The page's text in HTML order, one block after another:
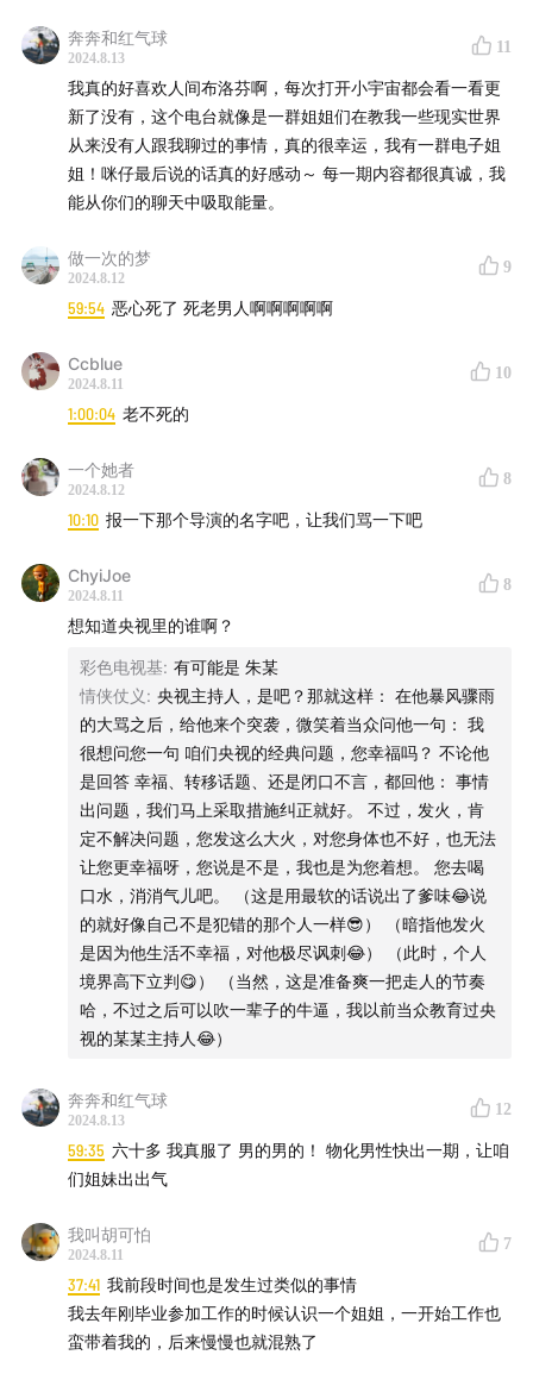
合作邮箱：renjianbuluofen@163.com
【粉丝群喝酒畅聊】
姐妹们来群里跟主播聊天！加renjianbuluofen666进来
奔奔和红气球
2024.8.13
11
我真的好喜欢人间布洛芬啊，每次打开小宇宙都会看一看更
新了没有，这个电台就像是一群姐姐们在教我一些现实世界
从来没有人跟我聊过的事情，真的很幸运，我有一群电子姐
姐！咪仔最后说的话真的好感动～ 每一期内容都很真诚，我
能从你们的聊天中吸取能量。
做一次的梦
2024.8.12
9
59:54 恶心死了 死老男人啊啊啊啊啊
Ccblue
2024.8.11
10
1:00:04 老不死的
一个她者
2024.8.12
8
10:10 报一下那个导演的名字吧，让我们骂一下吧
ChyiJoe
2024.8.11
8
想知道央视里的谁啊？
彩色电视基: 有可能是 朱某
情侠仗义: 央视主持人，是吧？那就这样： 在他暴风骤雨
的大骂之后，给他来个突袭，微笑着当众问他一句： 我
很想问您一句 咱们央视的经典问题，您幸福吗？ 不论他
是回答 幸福、转移话题、还是闭口不言，都回他： 事情
出问题，我们马上采取措施纠正就好。 不过，发火，肯
定不解决问题，您发这么大火，对您身体也不好，也无法
让您更幸福呀，您说是不是，我也是为您着想。 您去喝
口水，消消气儿吧。 （这是用最软的话说出了爹味😂说
的就好像自己不是犯错的那个人一样😎） （暗指他发火
是因为他生活不幸福，对他极尽讽刺😂） （此时，个人
境界高下立判😋） （当然，这是准备爽一把走人的节奏
哈，不过之后可以吹一辈子的牛逼，我以前当众教育过央
视的某某主持人😂）
奔奔和红气球
2024.8.13
12
59:35 六十多 我真服了 男的男的！ 物化男性快出一期，让咱
们姐妹出出气
我叫胡可怕
2024.8.11
7
37:41 我前段时间也是发生过类似的事情
我去年刚毕业参加工作的时候认识一个姐姐，一开始工作也
蛮带着我的，后来慢慢也就混熟了